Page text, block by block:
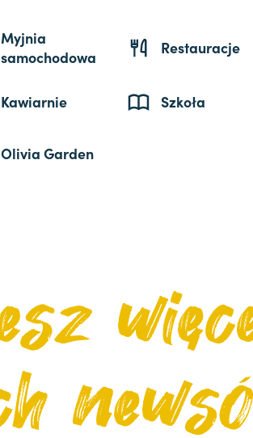
Myjnia
samochodowa
Restauracje
Kawiarnie Szkoła
Olivia Garden